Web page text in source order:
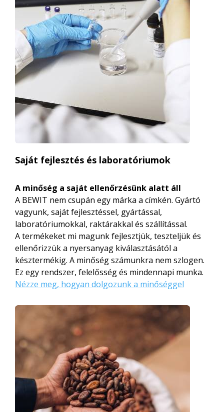
Saját fejlesztés és laboratóriumok
A minőség a saját ellenőrzésünk alatt áll
A BEWIT nem csupán egy márka a címkén. Gyártó
vagyunk, saját fejlesztéssel, gyártással,
laboratóriumokkal, raktárakkal és szállítással.
A termékeket mi magunk fejlesztjük, teszteljük és
ellenőrizzük a nyersanyag kiválasztásától a
késztermékig. A minőség számunkra nem szlogen.
Ez egy rendszer, felelősség és mindennapi munka.
Nézze meg, hogyan dolgozunk a minőséggel